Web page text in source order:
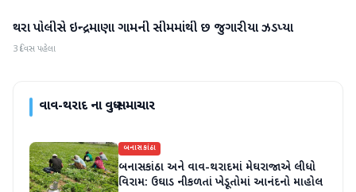
વાવ-થરાદ
થરા પોલીસે ઇન્દ્રમાણા ગામની સીમમાંથી છ જુગારીયા ઝડપ્યા
3 દિવસ પહેલા
વાવ-થરાદ ના વધુ સમાચાર
બનાસકાંઠા
બનાસકાંઠા અને વાવ-થરાદમાં મેઘરાજાએ લીધો
વિરામ: ઉઘાડ નીકળતાં ખેડૂતોમાં આનંદનો માહોલ